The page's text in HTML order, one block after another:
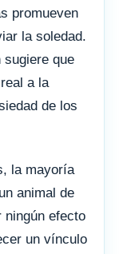
promueven
la soledad.
sugiere que
a la
de los
la mayoría
animal de
ningún efecto
un vínculo